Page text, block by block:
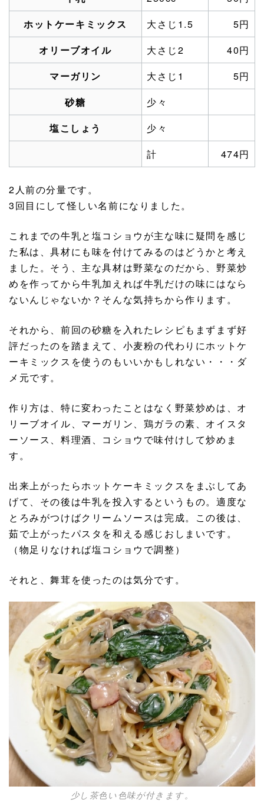
ホットケーキミックス
大さじ1.5
5円
オリーブオイル
大さじ2
40円
マーガリン
大さじ1
5円
砂糖
少々
塩こしょう
少々
計
474円
2人前の分量です。
3回目にして怪しい名前になりました。
これまでの牛乳と塩コショウが主な味に疑問を感じ
た私は、具材にも味を付けてみるのはどうかと考え
ました。そう、主な具材は野菜なのだから、野菜炒
めを作ってから牛乳加えれば牛乳だけの味にはなら
ないんじゃないか？そんな気持ちから作ります。
それから、前回の砂糖を入れたレシピもまずまず好
評だったのを踏まえて、小麦粉の代わりにホットケ
ーキミックスを使うのもいいかもしれない・・・ダ
メ元です。
作り方は、特に変わったことはなく野菜炒めは、オ
リーブオイル、マーガリン、鶏ガラの素、オイスタ
ーソース、料理酒、コショウで味付けして炒めま
す。
出来上がったらホットケーキミックスをまぶしてあ
げて、その後は牛乳を投入するというもの。適度な
とろみがつけばクリームソースは完成。この後は、
茹で上がったパスタを和える感じおしまいです。
（物足りなければ塩コショウで調整）
それと、舞茸を使ったのは気分です。
少し茶色い色味が付きます。